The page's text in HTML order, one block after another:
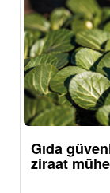
Gıda
ziraat